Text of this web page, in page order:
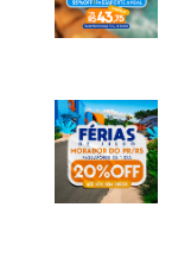
INFO